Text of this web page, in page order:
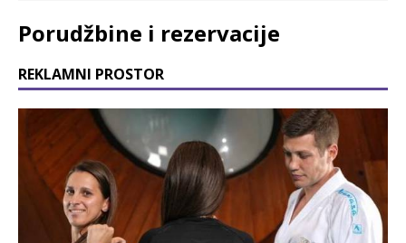
Porudžbine i rezervacije
REKLAMNI PROSTOR